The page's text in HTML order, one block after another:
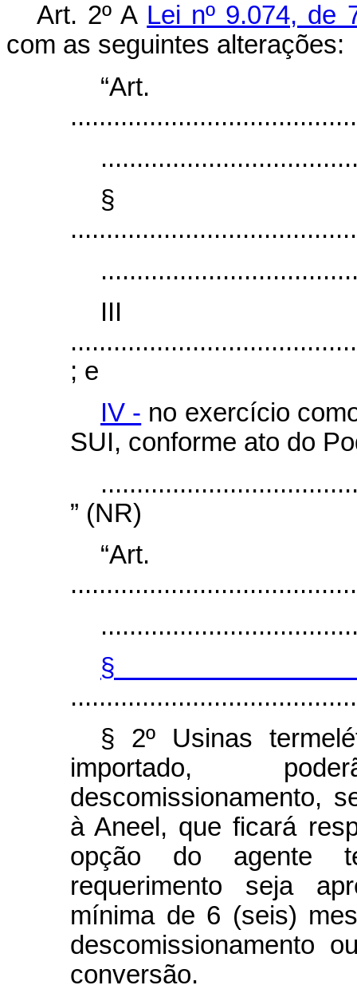
Art. 2º A Lei nº 9.074, de
com as seguintes alterações:
§
; e
IV - no exercício
SUI, conforme ato do
” (NR)
§
§ 2º Usinas
importado,
descomissionamento,
à Aneel, que ficará
opção do agente
requerimento seja
mínima de 6 (seis)
descomissionamento
conversão.